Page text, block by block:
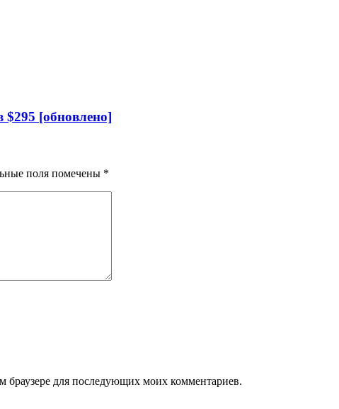
$295 [обновлено]
поля помечены *
браузере для последующих моих комментариев.